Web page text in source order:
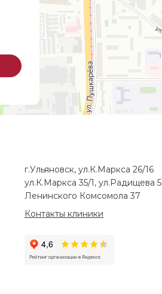
г.Ульяновск, ул.К.Маркса 26/16
ул.К.Маркса 35/1, ул.Радищева 5
Ленинского Комсомола 37
Контакты клиники